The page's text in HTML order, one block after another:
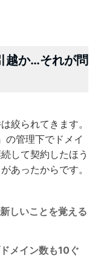
越か…それが問
絞られてきます。
の管理下でドメイ
して契約したほう
あったからです。
しいことを覚える
メイン数も10ぐ